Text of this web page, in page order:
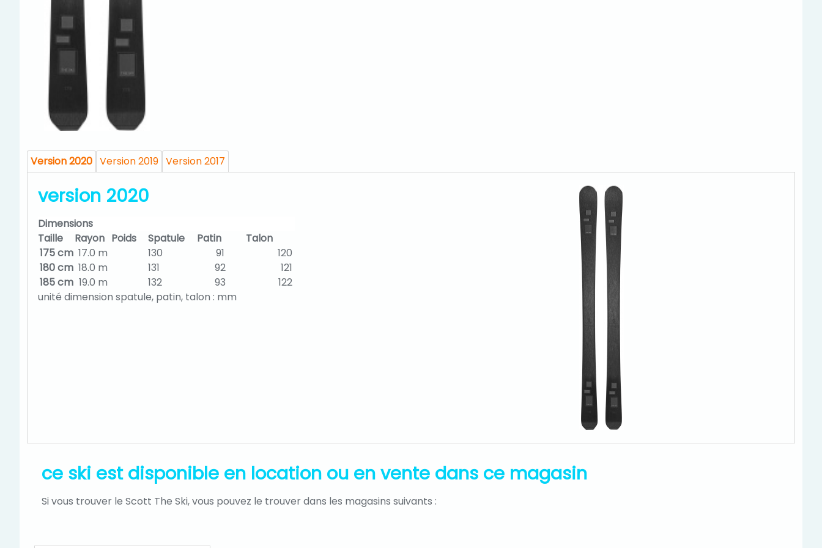
Version 2020 Version 2019 Version 2017
version 2020
Dimensions
Taille
Rayon Poids Spatule Patin
Talon
175 cm 17.0 m 130 91
120
180 cm 18.0 m 131 92
121
185 cm 19.0 m 132 93
122
unité dimension spatule, patin, talon : mm
ce ski est disponible en location ou en vente dans ce magasin
Si vous trouver le Scott The Ski, vous pouvez le trouver dans les magasins suivants :